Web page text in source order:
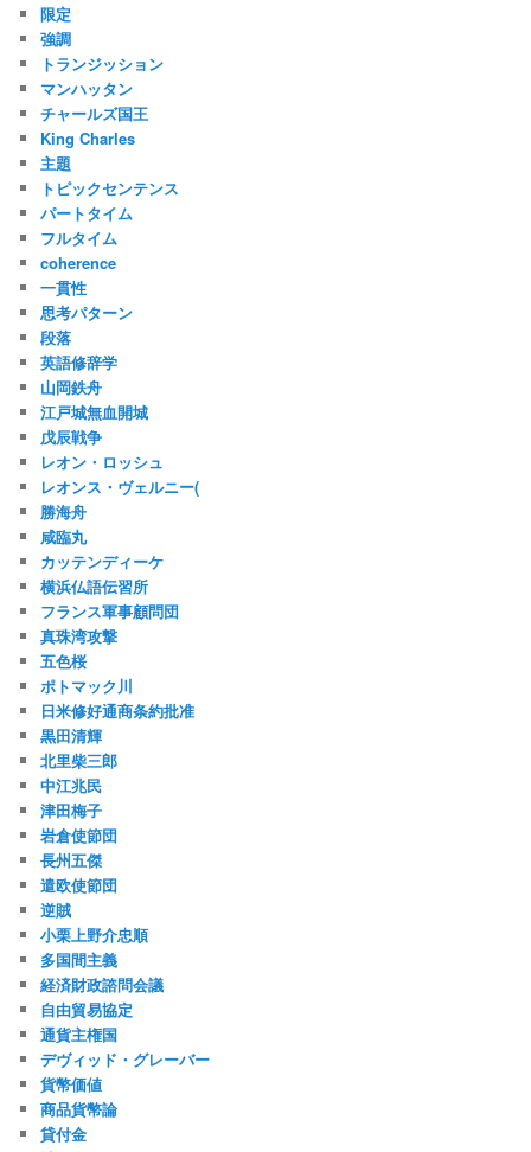
限定
強調
トランジッション
マンハッタン
チャールズ国王
King Charles
主題
トピックセンテンス
パートタイム
フルタイム
coherence
一貫性
思考パターン
段落
英語修辞学
山岡鉄舟
江戸城無血開城
戊辰戦争
レオン・ロッシュ
レオンス・ヴェルニー(
勝海舟
咸臨丸
カッテンディーケ
横浜仏語伝習所
フランス軍事顧問団
真珠湾攻撃
五色桜
ポトマック川
日米修好通商条約批准
黒田清輝
北里柴三郎
中江兆民
津田梅子
岩倉使節団
長州五傑
遣欧使節団
逆賊
小栗上野介忠順
多国間主義
経済財政諮問会議
自由貿易協定
通貨主権国
デヴィッド・グレーバー
貨幣価値
商品貨幣論
貸付金